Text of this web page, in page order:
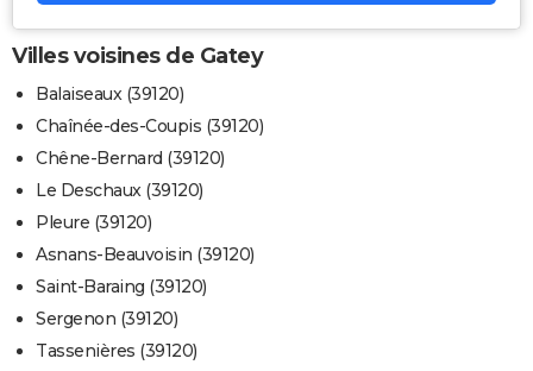
Villes voisines de Gatey
Balaiseaux (39120)
Chaînée-des-Coupis (39120)
Chêne-Bernard (39120)
Le Deschaux (39120)
Pleure (39120)
Asnans-Beauvoisin (39120)
Saint-Baraing (39120)
Sergenon (39120)
Tassenières (39120)